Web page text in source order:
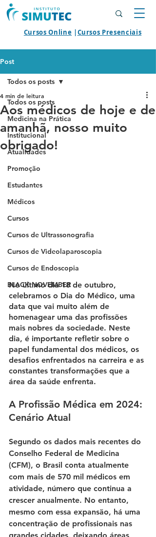
Cursos Online |Cursos Presenciais
Post
Todos os posts
Medicina na Prática
Institucional
Atualidades
Promoção
Estudantes
Médicos
Cursos
Cursos de Ultrassonografia
Cursos de Videolaparoscopia
Cursos de Endoscopia
BLACK NOVEMBER
Todos os posts
Aos médicos de hoje e de
amanhã, nosso muito
obrigado!
4 min de leitura
No último dia 18 de outubro,
celebramos o Dia do Médico, uma
data que vai muito além de
homenagear uma das profissões
mais nobres da sociedade. Neste
dia, é importante refletir sobre o
papel fundamental dos médicos, os
desafios enfrentados na carreira e as
constantes transformações que a
área da saúde enfrenta.
A Profissão Médica em 2024:
Cenário Atual
Segundo os dados mais recentes do
Conselho Federal de Medicina
(CFM), o Brasil conta atualmente
com mais de 570 mil médicos em
atividade, número que continua a
crescer anualmente. No entanto,
mesmo com essa expansão, há uma
concentração de profissionais nas